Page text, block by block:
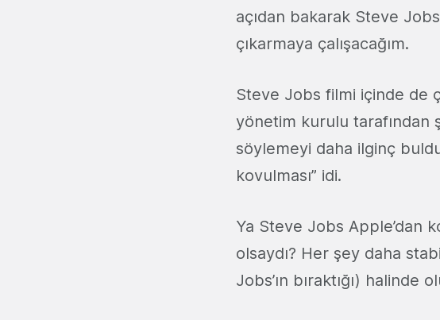
açıdan bakarak Steve
çıkarmaya çalışacağım.
Steve Jobs filmi içinde de
yönetim kurulu tarafından
söylemeyi daha ilginç
kovulması” idi.
Ya Steve Jobs Apple’dan
olsaydı? Her şey daha
Jobs’ın bıraktığı) halinde